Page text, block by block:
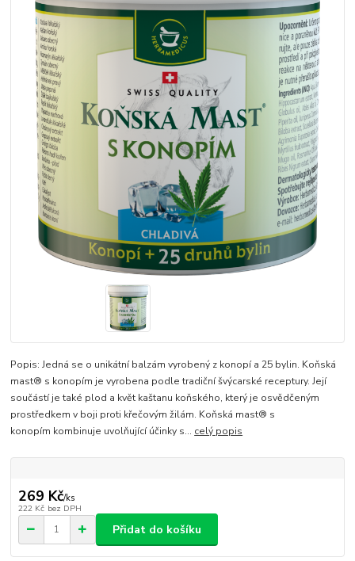
Popis: Jedná se o unikátní balzám vyrobený z konopí a 25 bylin. Koňská
mast® s konopím je vyrobena podle tradiční švýcarské receptury. Její
součástí je také plod a květ kaštanu koňského, který je osvědčeným
prostředkem v boji proti křečovým žilám. Koňská mast® s
konopím kombinuje uvolňující účinky s... celý popis
269 Kč/ks
222 Kč bez DPH
Přidat do košíku